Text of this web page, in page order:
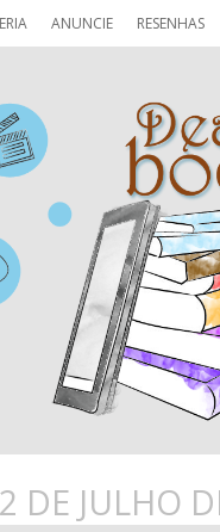
ANUNCIE RESENHAS
DE JULHO